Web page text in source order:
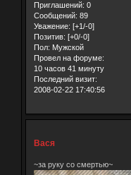
Приглашений: 0
Сообщений: 89
Уважение: [+1/-0]
Позитив: [+0/-0]
Пол: Мужской
Провел на форуме:
10 часов 41 минуту
Последний визит:
2008-02-22 17:40:56
Вася
~за руку со смертью~